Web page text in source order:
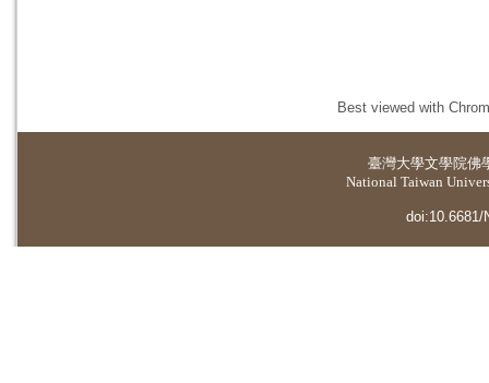
Best viewed with
臺灣大學文學院佛
National Taiwan
doi:10.6681/